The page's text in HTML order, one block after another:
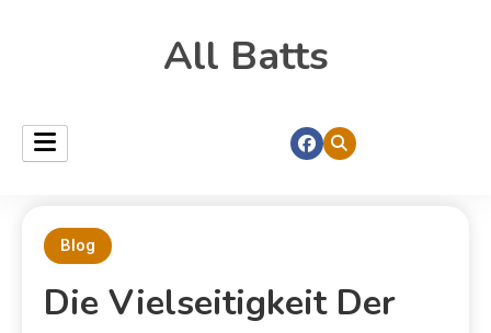
All Batts
Blog
Die Vielseitigkeit Der